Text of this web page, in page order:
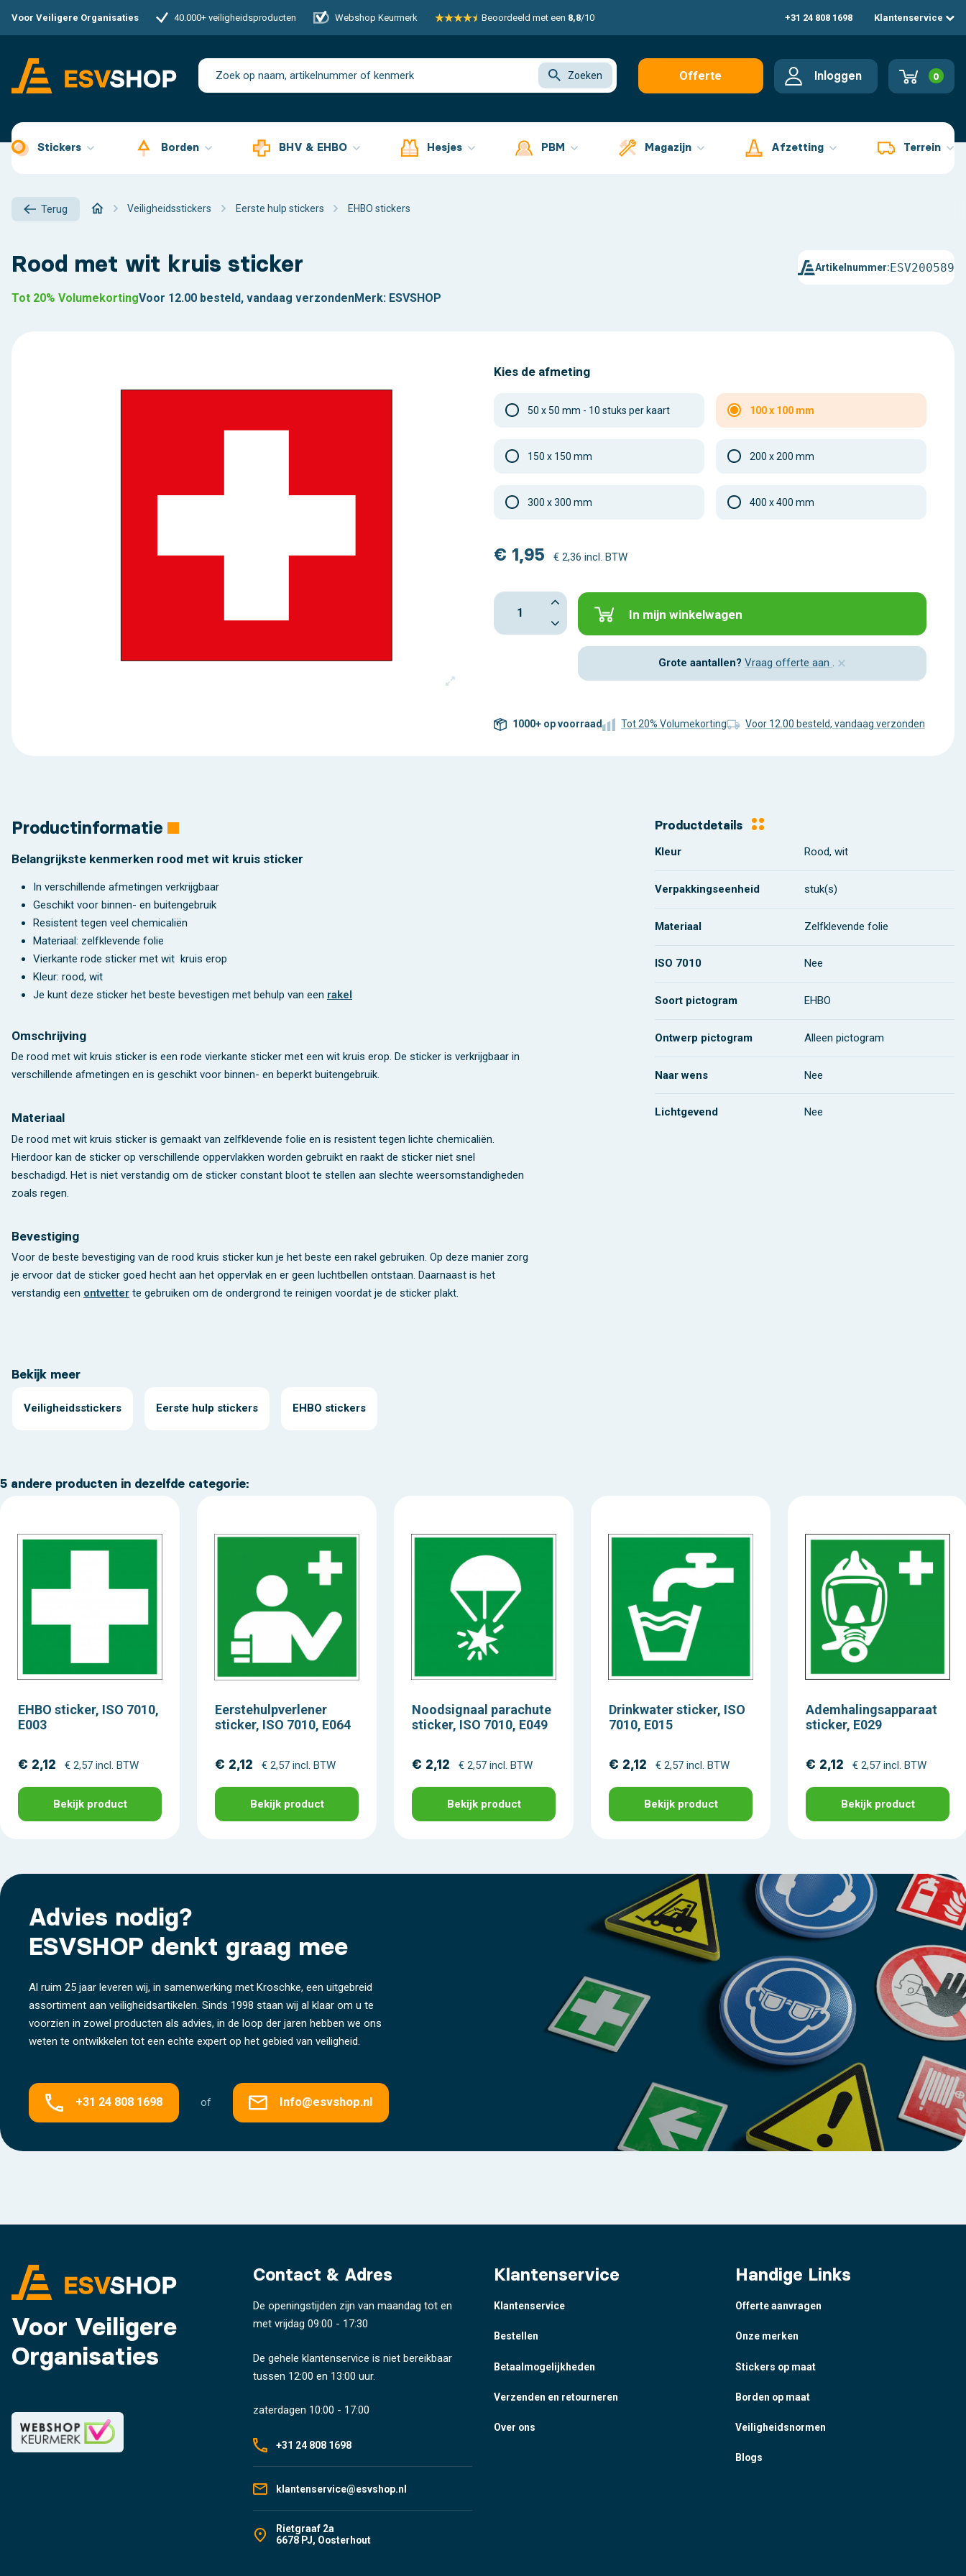
Voor Veiligere Organisaties 40.000+ veiligheidsproducten Webshop Keurmerk Beoordeeld met een 8,8/10 +31 24 808 1698 Klantenservice
Zoeken
Offerte
Inloggen 0
Stickers Borden BHV & EHBO Hesjes PBM Magazijn Afzetting Terrein
Terug Veiligheidsstickers Eerste hulp stickers EHBO stickers
Rood met wit kruis sticker Artikelnummer:ESV200589
Tot 20% VolumekortingVoor 12.00 besteld, vandaag verzondenMerk: ESVSHOP
Kies de afmeting
50 x 50 mm - 10 stuks per kaart 100 x 100 mm
150 x 150 mm 200 x 200 mm
300 x 300 mm 400 x 400 mm
€ 1,95 € 2,36 incl. BTW
In mijn winkelwagen
Grote aantallen? Vraag offerte aan . ×
1000+ op voorraad Tot 20% Volumekorting Voor 12.00 besteld, vandaag verzonden
Productinformatie
Belangrijkste kenmerken rood met wit kruis sticker
In verschillende afmetingen verkrijgbaar
Geschikt voor binnen- en buitengebruik
Resistent tegen veel chemicaliën
Materiaal: zelfklevende folie
Vierkante rode sticker met wit kruis erop
Kleur: rood, wit
Je kunt deze sticker het beste bevestigen met behulp van een rakel
Omschrijving
De rood met wit kruis sticker is een rode vierkante sticker met een wit kruis erop. De sticker is verkrijgbaar in
verschillende afmetingen en is geschikt voor binnen- en beperkt buitengebruik.
Materiaal
De rood met wit kruis sticker is gemaakt van zelfklevende folie en is resistent tegen lichte chemicaliën.
Hierdoor kan de sticker op verschillende oppervlakken worden gebruikt en raakt de sticker niet snel
beschadigd. Het is niet verstandig om de sticker constant bloot te stellen aan slechte weersomstandigheden
zoals regen.
Bevestiging
Voor de beste bevestiging van de rood kruis sticker kun je het beste een rakel gebruiken. Op deze manier zorg
je ervoor dat de sticker goed hecht aan het oppervlak en er geen luchtbellen ontstaan. Daarnaast is het
verstandig een ontvetter te gebruiken om de ondergrond te reinigen voordat je de sticker plakt.
Productdetails
Kleur Rood, wit
Verpakkingseenheid stuk(s)
Materiaal Zelfklevende folie
ISO 7010 Nee
Soort pictogram EHBO
Ontwerp pictogram Alleen pictogram
Naar wens Nee
Lichtgevend Nee
Bekijk meer
Veiligheidsstickers Eerste hulp stickers EHBO stickers
5 andere producten in dezelfde categorie:
EHBO sticker, ISO 7010,
E003
€ 2,12 € 2,57 incl. BTW
Bekijk product
Eerstehulpverlener
sticker, ISO 7010, E064
€ 2,12 € 2,57 incl. BTW
Bekijk product
Noodsignaal parachute
sticker, ISO 7010, E049
€ 2,12 € 2,57 incl. BTW
Bekijk product
Drinkwater sticker, ISO
7010, E015
€ 2,12 € 2,57 incl. BTW
Bekijk product
Ademhalingsapparaat
sticker, E029
€ 2,12 € 2,57 incl. BTW
Bekijk product
Advies nodig?
ESVSHOP denkt graag mee
Al ruim 25 jaar leveren wij, in samenwerking met Kroschke, een uitgebreid
assortiment aan veiligheidsartikelen. Sinds 1998 staan wij al klaar om u te
voorzien in zowel producten als advies, in de loop der jaren hebben we ons
weten te ontwikkelen tot een echte expert op het gebied van veiligheid.
+31 24 808 1698 of Info@esvshop.nl
Voor Veiligere
Organisaties
Contact & Adres
De openingstijden zijn van maandag tot en
met vrijdag 09:00 - 17:30
De gehele klantenservice is niet bereikbaar
tussen 12:00 en 13:00 uur.
zaterdagen 10:00 - 17:00
+31 24 808 1698
klantenservice@esvshop.nl
Rietgraaf 2a
6678 PJ, Oosterhout
Klantenservice
Klantenservice
Bestellen
Betaalmogelijkheden
Verzenden en retourneren
Over ons
Handige Links
Offerte aanvragen
Onze merken
Stickers op maat
Borden op maat
Veiligheidsnormen
Blogs